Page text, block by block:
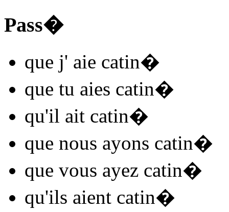
Pass�
que j' aie catin�
que tu aies catin�
qu'il ait catin�
que nous ayons catin�
que vous ayez catin�
qu'ils aient catin�